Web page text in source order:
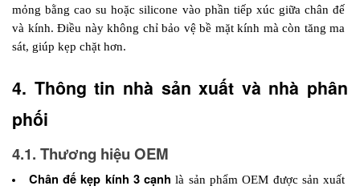
mỏng bằng cao su hoặc silicone vào phần tiếp xúc giữa chân đế
và kính. Điều này không chỉ bảo vệ bề mặt kính mà còn tăng ma
sát, giúp kẹp chặt hơn.
4. Thông tin nhà sản xuất và nhà phân
phối
4.1. Thương hiệu OEM
Chân đế kẹp kính 3 cạnh là sản phẩm OEM được sản xuất